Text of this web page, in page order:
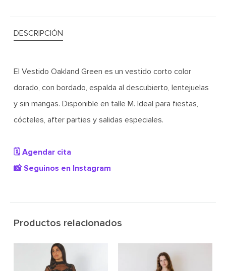
DESCRIPCIÓN
El Vestido Oakland Green es un vestido corto color
dorado, con bordado, espalda al descubierto, lentejuelas
y sin mangas. Disponible en talle M. Ideal para fiestas,
cócteles, after parties y salidas especiales.
🗓️ Agendar cita
📸 Seguinos en Instagram
Productos relacionados